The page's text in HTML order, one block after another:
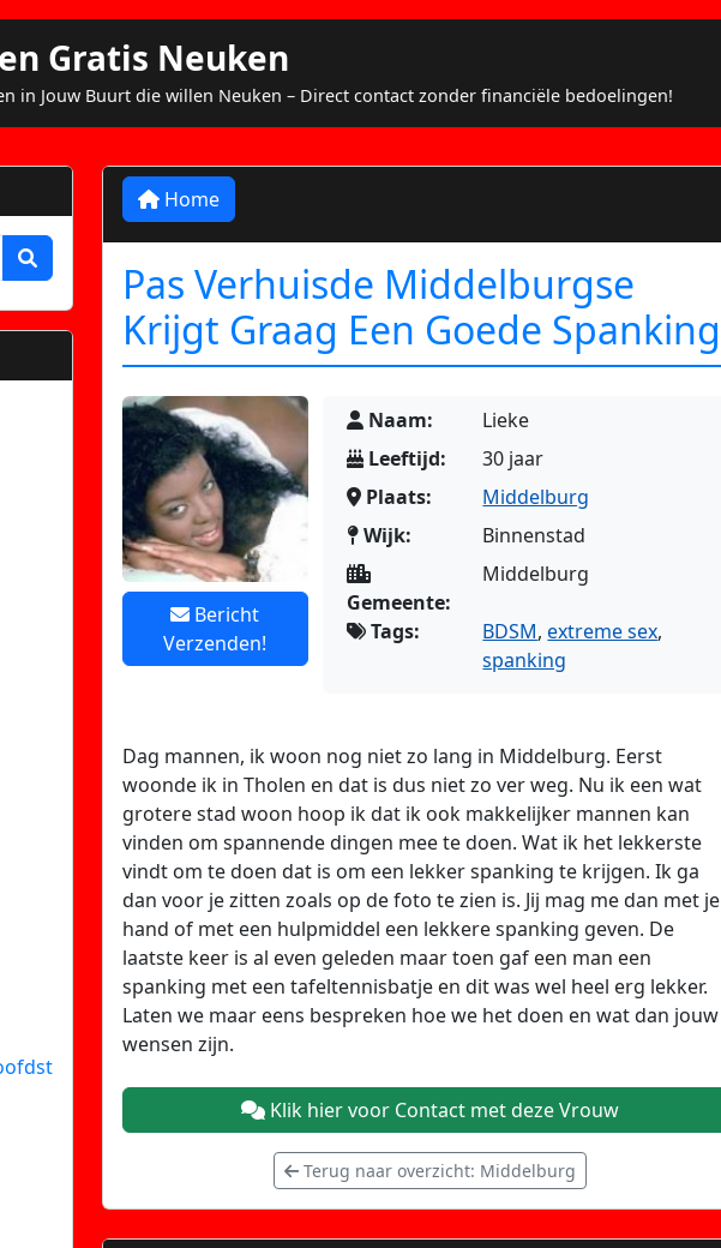
Gratis Neuken
in Jouw Buurt die willen Neuken – Direct contact zonder financiële bedoelingen!
Home
Pas Verhuisde Middelburgse
Krijgt Graag Een Goede Spanking
Bericht
Verzenden!
Naam:
Lieke
Leeftijd:
30 jaar
Plaats:
Middelburg
Wijk:
Binnenstad
Gemeente:
Middelburg
Tags: BDSM,extreme sex,
spanking
Dag mannen, ik woon nog niet zo lang in Middelburg. Eerst
woonde ik in Tholen en dat is dus niet zo ver weg. Nu ik een wat
grotere stad woon hoop ik dat ik ook makkelijker mannen kan
vinden om spannende dingen mee te doen. Wat ik het lekkerste
vindt om te doen dat is om een lekker spanking te krijgen. Ik ga
dan voor je zitten zoals op de foto te zien is. Jij mag me dan met je
hand of met een hulpmiddel een lekkere spanking geven. De
laatste keer is al even geleden maar toen gaf een man een
spanking met een tafeltennisbatje en dit was wel heel erg lekker.
Laten we maar eens bespreken hoe we het doen en wat dan jouw
wensen zijn.
Klik hier voor Contact met deze Vrouw
Terug naar overzicht: Middelburg